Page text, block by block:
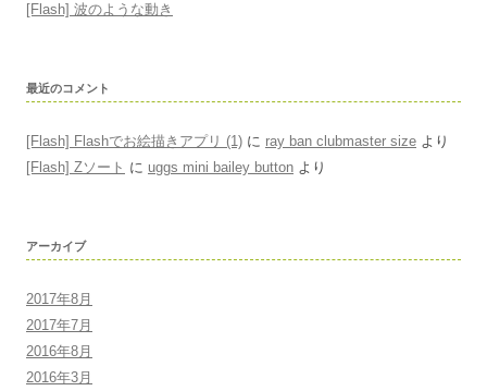
[Flash] 波のような動き
最近のコメント
[Flash] Flashでお絵描きアプリ (1) に ray ban clubmaster size より
[Flash] Zソート に uggs mini bailey button より
アーカイブ
2017年8月
2017年7月
2016年8月
2016年3月